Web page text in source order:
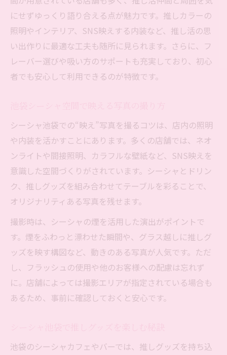
にせずゆっくり語り合える点が魅力です。推しカラーの
照明やインテリア、SNS映えする内装など、推し活の思
い出作りに最適な工夫も随所に見られます。さらに、フ
レーバー選びや吸い方のサポートも充実しており、初心
者でも安心して利用できるのが特徴です。
シーシャ池袋での“映え”写真を撮るコツは、店内の照明
や内装を活かすことにあります。多くの店舗では、ネオ
ンライトや間接照明、カラフルな壁紙など、SNS映えを
意識した空間づくりがされています。シーシャとドリン
ク、推しグッズを組み合わせてテーブルを彩ることで、
オリジナリティある写真を残せます。
撮影時は、シーシャの煙を活用した演出がポイントで
す。煙をふわっと漂わせた瞬間や、グラス越しに推しグ
ッズを映す構図など、動きのある写真が人気です。ただ
し、フラッシュの使用や他のお客様への配慮は忘れず
に。店舗によっては撮影エリアが指定されている場合も
あるため、事前に確認しておくと安心です。
池袋のシーシャカフェやバーでは、推しグッズを持ち込